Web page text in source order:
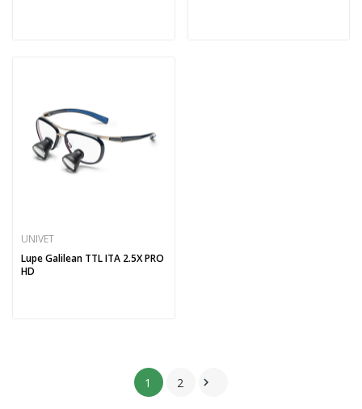
UNIVET
Lupe Galilean TTL ITA 2.5X PRO
HD
1 2 